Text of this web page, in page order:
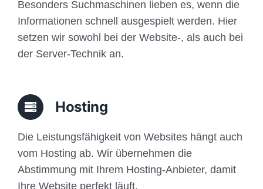
Besonders Suchmaschinen lieben es, wenn die
Informationen schnell ausgespielt werden. Hier
setzen wir sowohl bei der Website-, als auch bei
der Server-Technik an.
Hosting
Die Leistungsfähigkeit von Websites hängt auch
vom Hosting ab. Wir übernehmen die
Abstimmung mit Ihrem Hosting-Anbieter, damit
Ihre Website perfekt läuft.